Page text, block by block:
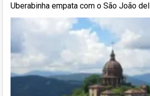
Uberabinha empata com o São João del